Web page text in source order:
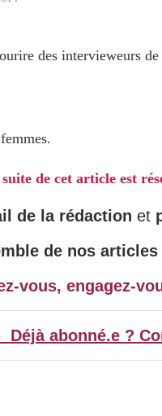
des intervieweurs
de cet article est
de la rédaction et
de nos articles
vous, engagez-
Déjà abonné.e ?